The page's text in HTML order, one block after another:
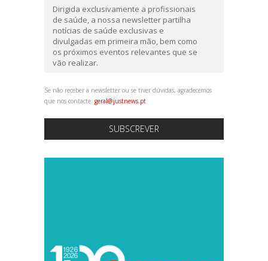
Dirigida exclusivamente a profissionais
de saúde, a nossa newsletter partilha
notícias de saúde exclusivas e
divulgadas em primeira mão, bem como
os próximos eventos relevantes que se
vão realizar.
Se não receber a newsletter ou se tiver dúvidas, agradecemos
que nos contacte: geral@justnews.pt
SUBSCREVER